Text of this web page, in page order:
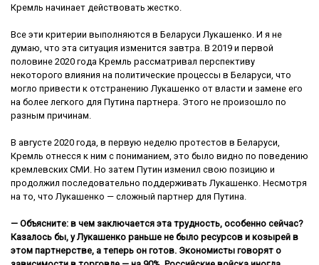
Кремль начинает действовать жестко.
Все эти критерии выполняются в Беларуси Лукашенко. И я не
думаю, что эта ситуация изменится завтра. В 2019 и первой
половине 2020 года Кремль рассматривал перспективу
некоторого влияния на политические процессы в Беларуси, что
могло привести к отстранению Лукашенко от власти и замене его
на более легкого для Путина партнера. Этого не произошло по
разным причинам.
В августе 2020 года, в первую неделю протестов в Беларуси,
Кремль отнесся к ним с пониманием, это было видно по поведению
кремлевских СМИ. Но затем Путин изменил свою позицию и
продолжил последовательно поддерживать Лукашенко. Несмотря
на то, что Лукашенко — сложный партнер для Путина.
— Объясните: в чем заключается эта трудность, особенно сейчас?
Казалось бы, у Лукашенко раньше не было ресурсов и козырей в
этом партнерстве, а теперь он готов. Экономисты говорят о